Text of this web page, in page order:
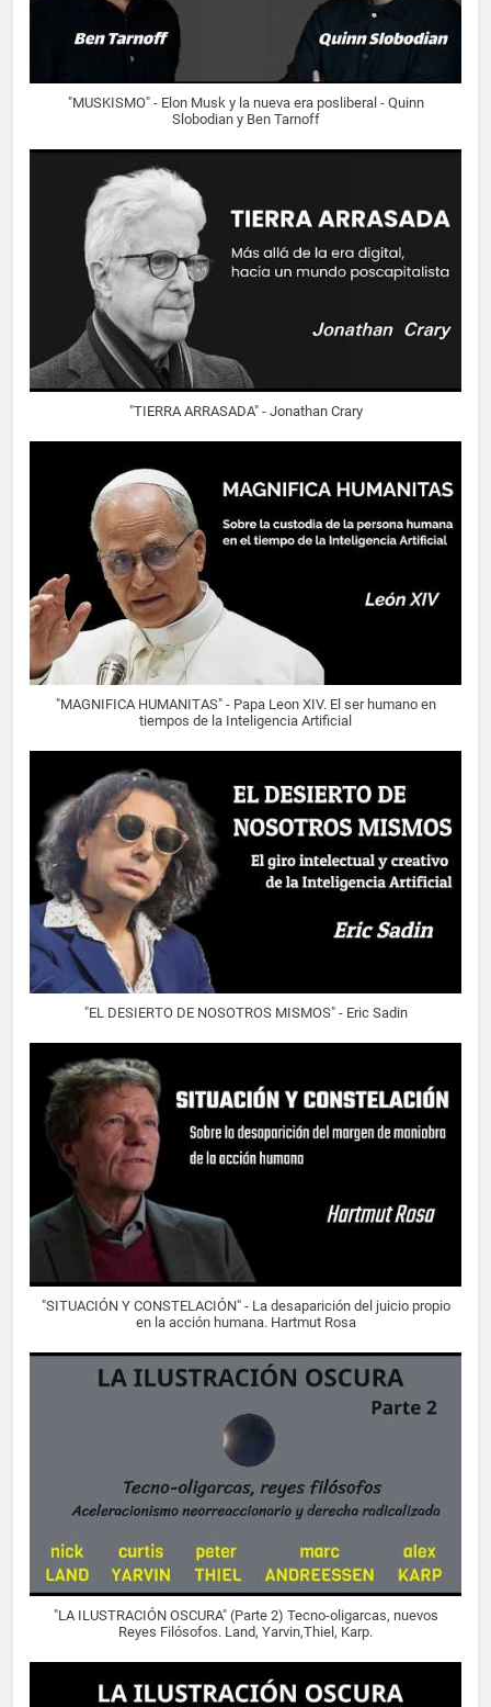
"MUSKISMO" - Elon Musk y la nueva era posliberal - Quinn
Slobodian y Ben Tarnoff
"TIERRA ARRASADA" - Jonathan Crary
"MAGNIFICA HUMANITAS" - Papa Leon XIV. El ser humano en
tiempos de la Inteligencia Artificial
"EL DESIERTO DE NOSOTROS MISMOS" - Eric Sadin
"SITUACIÓN Y CONSTELACIÓN" - La desaparición del juicio propio
en la acción humana. Hartmut Rosa
"LA ILUSTRACIÓN OSCURA" (Parte 2) Tecno-oligarcas, nuevos
Reyes Filósofos. Land, Yarvin,Thiel, Karp.